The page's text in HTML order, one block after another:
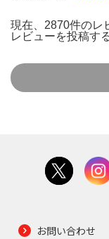
現在、2870件のレ
レビューを投稿す
お問い合わせ